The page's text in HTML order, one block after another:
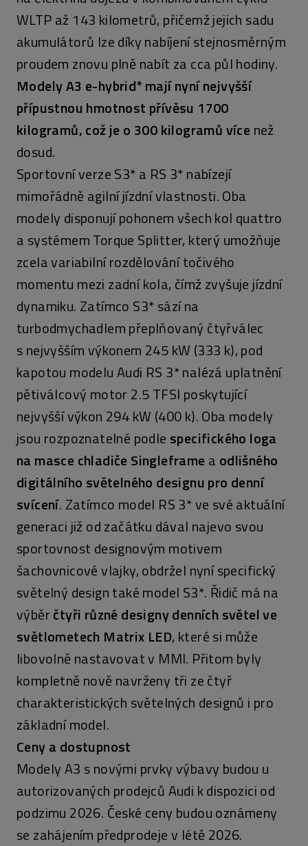
WLTP až 143 kilometrů, přičemž jejich sadu
akumulátorů lze díky nabíjení stejnosměrným
proudem znovu plně nabít za cca půl hodiny.
Modely A3 e-hybrid* mají nyní nejvyšší
přípustnou hmotnost přívěsu 1700
kilogramů, což je o 300 kilogramů více než
dosud.
Sportovní verze S3* a RS 3* nabízejí
mimořádně agilní jízdní vlastnosti. Oba
modely disponují pohonem všech kol quattro
a systémem Torque Splitter, který umožňuje
zcela variabilní rozdělování točivého
momentu mezi zadní kola, čímž zvyšuje jízdní
dynamiku. Zatímco S3* sází na
turbodmychadlem přeplňovaný čtyřválec
s nejvyšším výkonem 245 kW (333 k), pod
kapotou modelu Audi RS 3* nalézá uplatnění
pětiválcový motor 2.5 TFSI poskytující
nejvyšší výkon 294 kW (400 k). Oba modely
jsou rozpoznatelné podle specifického loga
na masce chladiče Singleframe a odlišného
digitálního světelného designu pro denní
svícení. Zatímco model RS 3* ve své aktuální
generaci již od začátku dával najevo svou
sportovnost designovým motivem
šachovnicové vlajky, obdržel nyní specifický
světelný design také model S3*. Řidič má na
výběrčtyři různé designy denních světel ve
světlometech Matrix LED, které si může
libovolně nastavovat v MMI. Přitom byly
kompletně nově navrženy tři ze čtyř
charakteristických světelných designů i pro
základní model.
Ceny a dostupnost
Modely A3 s novými prvky výbavy budou u
autorizovaných prodejců Audi k dispozici od
podzimu 2026. České ceny budou oznámeny
se zahájením předprodeje v létě 2026.